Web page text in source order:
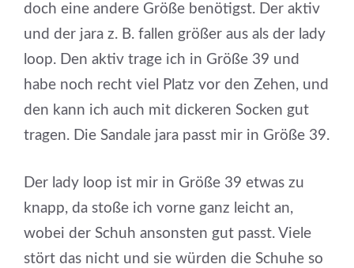
doch eine andere Größe benötigst. Der aktiv
und der jara z. B. fallen größer aus als der lady
loop. Den aktiv trage ich in Größe 39 und
habe noch recht viel Platz vor den Zehen, und
den kann ich auch mit dickeren Socken gut
tragen. Die Sandale jara passt mir in Größe 39.
Der lady loop ist mir in Größe 39 etwas zu
knapp, da stoße ich vorne ganz leicht an,
wobei der Schuh ansonsten gut passt. Viele
stört das nicht und sie würden die Schuhe so